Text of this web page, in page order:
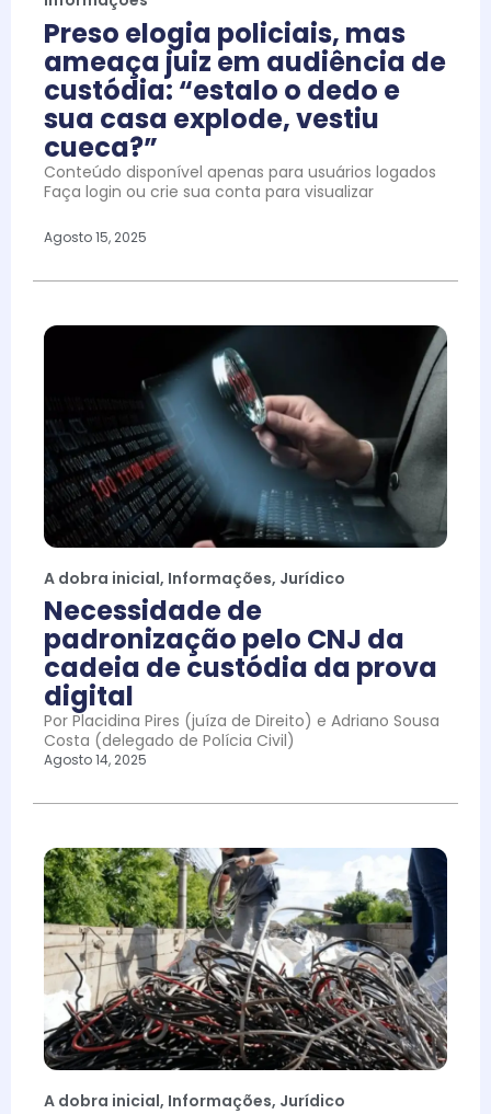
Preso elogia policiais, mas
ameaça juiz em audiência de
custódia: “estalo o dedo e
sua casa explode, vestiu
cueca?”
Conteúdo disponível apenas para usuários logados
Faça login ou crie sua conta para visualizar
Agosto 15, 2025
A dobra inicial, Informações, Jurídico
Necessidade de
padronização pelo CNJ da
cadeia de custódia da prova
digital
Por Placidina Pires (juíza de Direito) e Adriano Sousa
Costa (delegado de Polícia Civil)
Agosto 14, 2025
A dobra inicial, Informações, Jurídico